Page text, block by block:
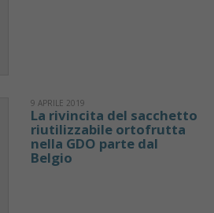
9 APRILE 2019
La rivincita del sacchetto
riutilizzabile ortofrutta
nella GDO parte dal
Belgio